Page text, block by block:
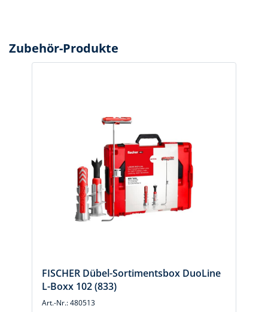
Zubehör-Produkte
FISCHER Dübel-Sortimentsbox DuoLine
L-Boxx 102 (833)
Art.-Nr.: 480513